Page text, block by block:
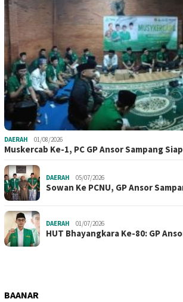
DAERAH 01/08/2026
Muskercab Ke-1, PC GP Ansor Sampang
DAERAH 05/07/2026
Sowan Ke PCNU, GP Ansor
DAERAH 01/07/2026
HUT Bhayangkara Ke-80: GP
BAANAR